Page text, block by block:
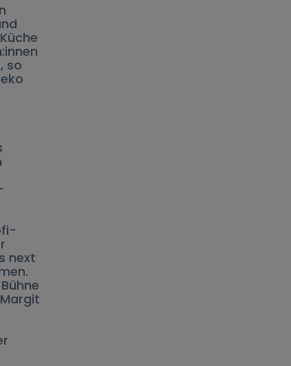
so
next